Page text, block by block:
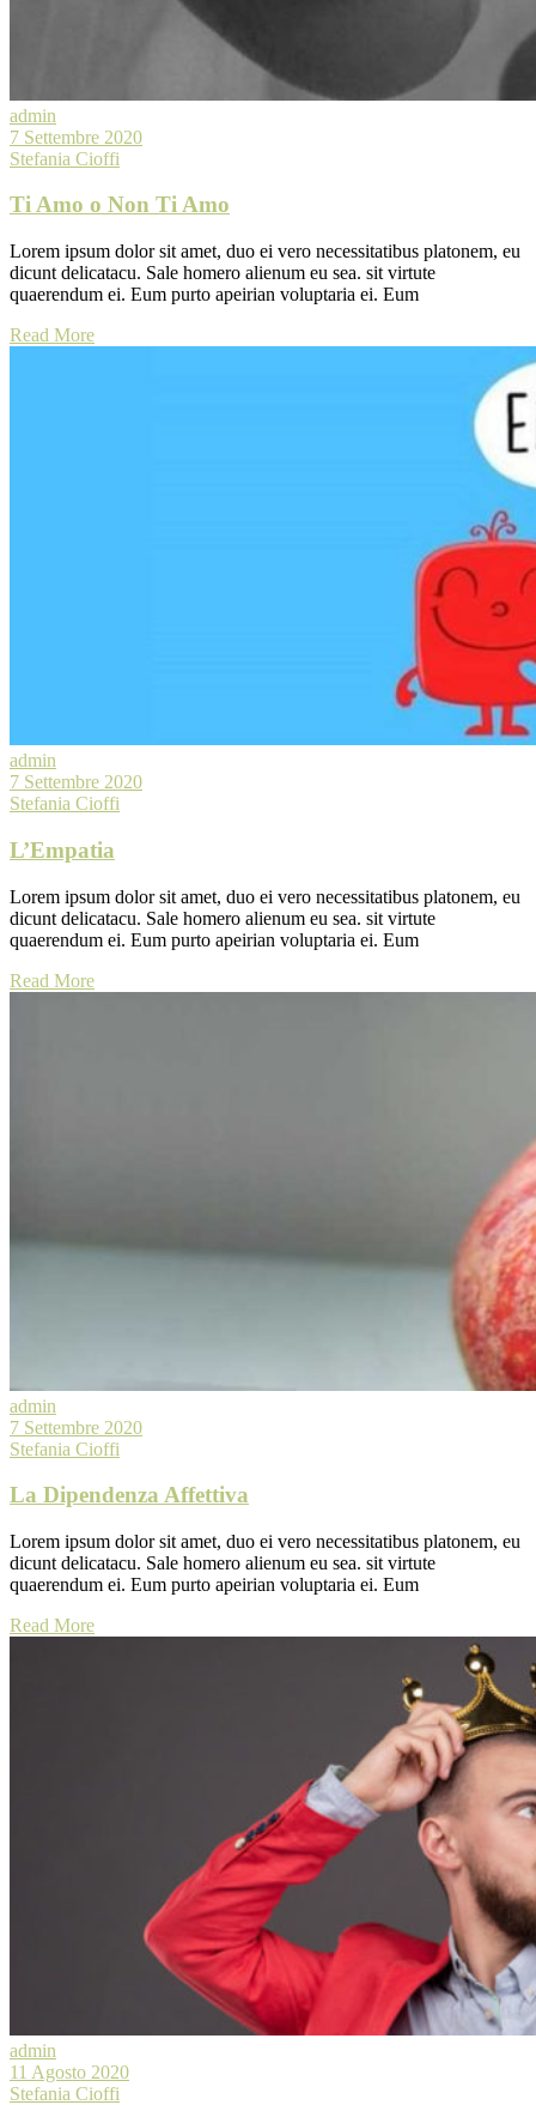
admin
7 Settembre 2020
Stefania Cioffi
Ti Amo o Non Ti Amo
Lorem ipsum dolor sit amet, duo ei vero necessitatibus platonem, eu
dicunt delicatacu. Sale homero alienum eu sea. sit virtute
quaerendum ei. Eum purto apeirian voluptaria ei. Eum
Read More
admin
7 Settembre 2020
Stefania Cioffi
L’Empatia
Lorem ipsum dolor sit amet, duo ei vero necessitatibus platonem, eu
dicunt delicatacu. Sale homero alienum eu sea. sit virtute
quaerendum ei. Eum purto apeirian voluptaria ei. Eum
Read More
admin
7 Settembre 2020
Stefania Cioffi
La Dipendenza Affettiva
Lorem ipsum dolor sit amet, duo ei vero necessitatibus platonem, eu
dicunt delicatacu. Sale homero alienum eu sea. sit virtute
quaerendum ei. Eum purto apeirian voluptaria ei. Eum
Read More
admin
11 Agosto 2020
Stefania Cioffi